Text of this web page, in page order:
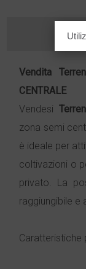
Vendita
CENTRALE
Vendesi
zona semi
è ideale per
coltivazioni o
privato. La
raggiungibile e
Caratteristiche